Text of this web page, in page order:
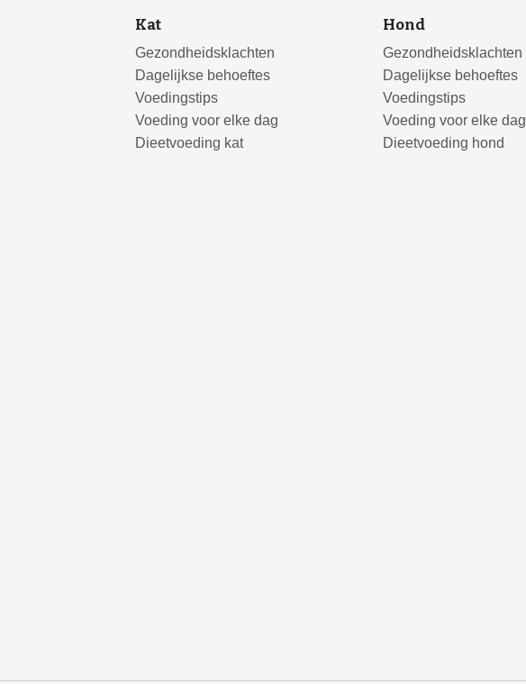
Kat
Gezondheidsklachten
Dagelijkse behoeftes
Voedingstips
Voeding voor elke dag
Dieetvoeding kat
Hond
Gezondheidsklachten
Dagelijkse behoeftes
Voedingstips
Voeding voor elke dag
Dieetvoeding hond